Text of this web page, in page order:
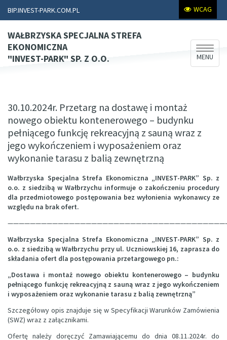
BIP.INVEST-PARK.COM.PL WCAG
WAŁBRZYSKA SPECJALNA STREFA
EKONOMICZNA
"INVEST-PARK" SP. Z O.O.
Rozwiń
MENU
30.10.2024r. Przetarg na dostawę i montaż
nowego obiektu kontenerowego – budynku
pełniącego funkcję rekreacyjną z sauną wraz z
jego wykończeniem i wyposażeniem oraz
wykonanie tarasu z balią zewnętrzną
Wałbrzyska Specjalna Strefa Ekonomiczna „INVEST-PARK” Sp. z
o.o. z siedzibą w Wałbrzychu informuje o zakończeniu procedury
dla przedmiotowego postępowania bez wyłonienia wykonawcy ze
względu na brak ofert.
Wałbrzyska Specjalna Strefa Ekonomiczna „INVEST-PARK” Sp. z
o.o. z siedzibą w Wałbrzychu przy ul. Uczniowskiej 16, zaprasza do
składania ofert dla postępowania przetargowego pn.:
„Dostawa i montaż nowego obiektu kontenerowego – budynku
pełniącego funkcję rekreacyjną z sauną wraz z jego wykończeniem
i wyposażeniem oraz wykonanie tarasu z balią zewnętrzną”
Szczegółowy opis znajduje się w Specyfikacji Warunków Zamówienia
(SWZ) wraz z załącznikami.
Ofertę należy doręczyć Zamawiającemu do dnia 08.11.2024r. do